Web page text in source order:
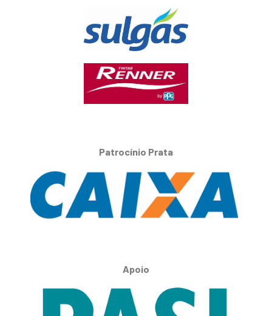
Patrocínio Prata
Apoio